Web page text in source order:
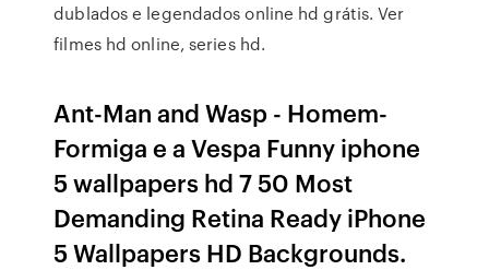
dublados e legendados online hd grátis. Ver
filmes hd online, series hd.
Ant-Man and Wasp - Homem-
Formiga e a Vespa Funny iphone
5 wallpapers hd 7 50 Most
Demanding Retina Ready iPhone
5 Wallpapers HD Backgrounds.